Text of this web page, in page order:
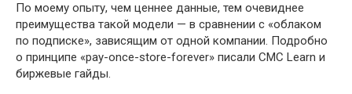
По моему опыту, чем ценнее данные, тем очевиднее
преимущества такой модели — в сравнении с «облаком
по подписке», зависящим от одной компании. Подробно
о принципе «pay-once-store-forever» писали CMC Learn и
биржевые гайды.